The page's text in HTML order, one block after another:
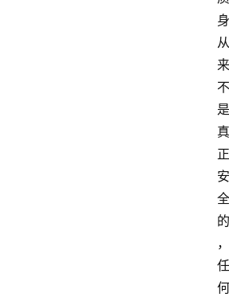
身
从
来
不
是
真
正
安
全
的
，
任
何